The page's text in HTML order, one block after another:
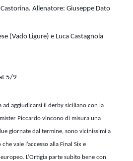
Allenatore: Giuseppe Dato
(Vado Ligure) e Luca Castagnola
5/9
ad aggiudicarsi il derby siciliano con la
Piccardo vincono di misura una
giornate dal termine, sono vicinissimi a
vale l’accesso alla Final Six e
L’Ortigia parte subito bene con